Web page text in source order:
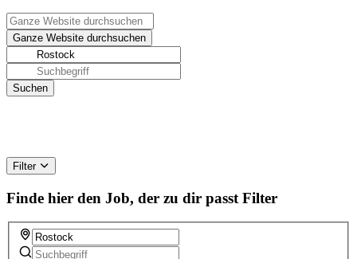
Filter
Finde hier den Job, der zu dir passt Filter